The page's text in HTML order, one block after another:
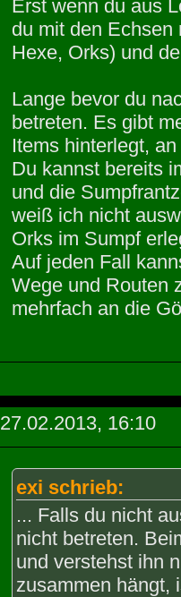
Erst wenn du aus
du mit den Echsen
Hexe, Orks) und
Lange bevor du
betreten. Es gibt
Items hinterlegt,
Du kannst bereits
und die
weiß ich nicht
Orks im Sumpf
Auf jeden Fall
Wege und Routen
mehrfach an die
27.02.2013, 16:10
exi schrieb:
... Falls du nicht
nicht betreten.
und verstehst ihn
zusammen hängt,